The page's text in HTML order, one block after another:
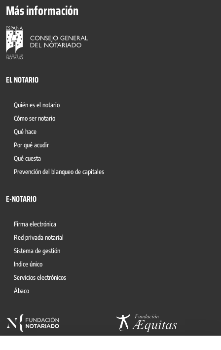
Más información
EL NOTARIO
Quién es el notario
Cómo ser notario
Qué hace
Por qué acudir
Qué cuesta
Prevención del blanqueo de capitales
E-NOTARIO
Firma electrónica
Red privada notarial
Sistema de gestión
Indice único
Servicios electrónicos
Ábaco